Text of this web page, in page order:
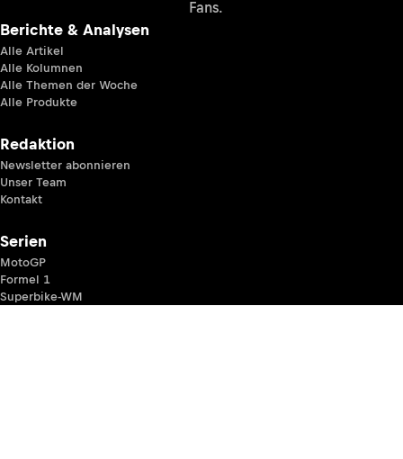
Fans.
Berichte & Analysen
Alle Artikel
Alle Kolumnen
Alle Themen der Woche
Alle Produkte
Redaktion
Newsletter abonnieren
Unser Team
Kontakt
Serien
MotoGP
Formel 1
Superbike-WM